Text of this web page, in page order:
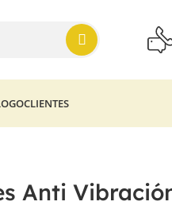
CLIENTES
Anti